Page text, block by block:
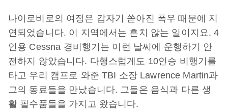
나이로비로의 여정은 갑자기 쏟아진 폭우 때문에
지
연되었습니다. 이 지역에서는 흔치 않는 일이지요. 4
인용 Cessna 경비행기는 이런 날씨에 운행하기
안
전하지
않았습니다. 다행스럽게도 10인승 비행기를
타고 우리 캠프로 와준 TBI 소장Lawrence Martin과
그의 동료들을 만났습니다. 그들은 음식과 다른 생
활 필수품들을 가지고 왔습니다.